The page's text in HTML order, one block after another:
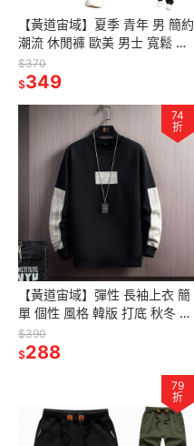
【黃道宙域】夏季 青年 男 簡約
潮流 休閒褲 歐美 男士 寬鬆 直
筒 休閒 長褲 男裝 鬆緊帶 多口
袋 舒適 工作
$370
$349
74
折
【黃道宙域】彈性 長袖上衣 簡
單 個性 風格 韓版 打底 秋冬 彈
性 男裝 男士 上衣 長袖 T恤 長
T 寬鬆 好穿舒適
$390
$288
79
折